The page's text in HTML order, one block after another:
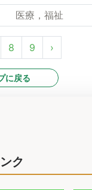
医療，福祉
8 9 ›
に戻る
ク